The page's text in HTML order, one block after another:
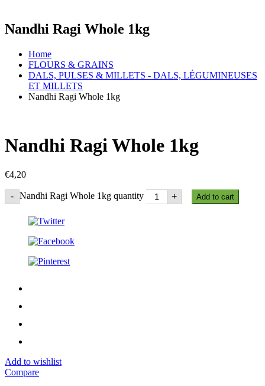
Nandhi Ragi Whole 1kg
Home
FLOURS & GRAINS
DALS, PULSES & MILLETS - DALS, LÉGUMINEUSES
ET MILLETS
Nandhi Ragi Whole 1kg
Nandhi Ragi Whole 1kg
€4,20
- Nandhi Ragi Whole 1kg quantity + Add to cart
Add to wishlist
Compare